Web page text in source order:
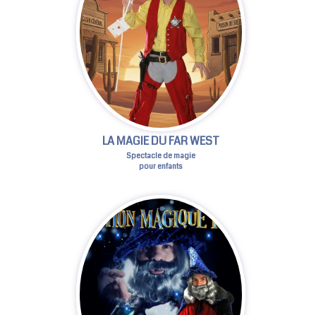
LA MAGIE DU FAR WEST
Spectacle de magie
pour enfants